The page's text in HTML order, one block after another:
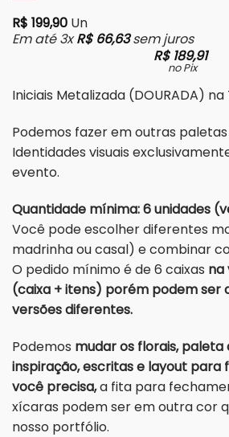
R$ 199,90 Un
Em até 3xR$66,63sem juros
R$189,91
no Pix
Iniciais Metalizada (DOURADA)
Podemos fazer em outras
Identidades visuais
evento.
Quantidade mínima: 6 unidades
Você pode escolher diferentes
madrinha ou casal) e combinar
O pedido mínimo é de 6 caixas na
(caixa + itens) porém podem ser
versões diferentes.
Podemos mudar os florais, paleta
inspiração, escritas e layout para
você precisa,a fita para
xícaras podem ser em outra cor
nosso portfólio.